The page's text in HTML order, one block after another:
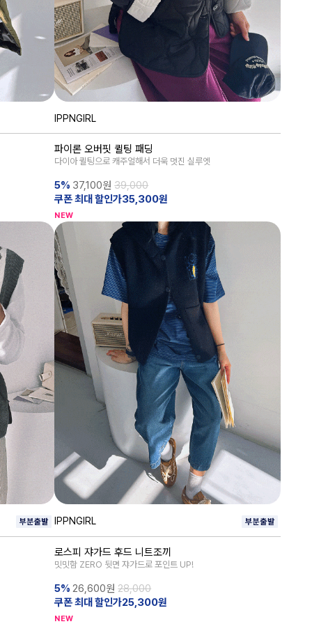
IPPNGIRL
파이론 오버핏 퀼팅 패딩
다이아 퀼팅으로 캐주얼해서 더욱 멋진 실루엣
5% 37,100원 39,000
쿠폰 최대 할인가35,300원
NEW
IPPNGIRL
로스피 쟈가드 후드 니트조끼
밋밋함 ZERO 뒷면 쟈가드로 포인트 UP!
5%26,600원 28,000
쿠폰 최대 할인가25,300원
NEW